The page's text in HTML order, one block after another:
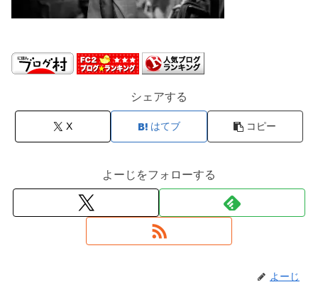
シェアする
X はてブ コピー
よーじをフォローする
よーじ